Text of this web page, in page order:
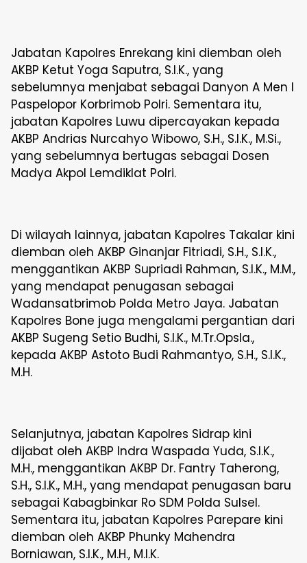
Jabatan Kapolres Enrekang kini diemban oleh
AKBP Ketut Yoga Saputra, S.I.K., yang
sebelumnya menjabat sebagai Danyon A Men I
Paspelopor Korbrimob Polri. Sementara itu,
jabatan Kapolres Luwu dipercayakan kepada
AKBP Andrias Nurcahyo Wibowo, S.H., S.I.K., M.Si.,
yang sebelumnya bertugas sebagai Dosen
Madya Akpol Lemdiklat Polri.
Di wilayah lainnya, jabatan Kapolres Takalar kini
diemban oleh AKBP Ginanjar Fitriadi, S.H., S.I.K.,
menggantikan AKBP Supriadi Rahman, S.I.K., M.M.,
yang mendapat penugasan sebagai
Wadansatbrimob Polda Metro Jaya. Jabatan
Kapolres Bone juga mengalami pergantian dari
AKBP Sugeng Setio Budhi, S.I.K., M.Tr.Opsla.,
kepada AKBP Astoto Budi Rahmantyo, S.H., S.I.K.,
M.H.
Selanjutnya, jabatan Kapolres Sidrap kini
dijabat oleh AKBP Indra Waspada Yuda, S.I.K.,
M.H., menggantikan AKBP Dr. Fantry Taherong,
S.H., S.I.K., M.H., yang mendapat penugasan baru
sebagai Kabagbinkar Ro SDM Polda Sulsel.
Sementara itu, jabatan Kapolres Parepare kini
diemban oleh AKBP Phunky Mahendra
Borniawan, S.I.K., M.H., M.I.K.